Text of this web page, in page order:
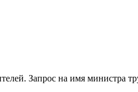
Запрос на имя министра